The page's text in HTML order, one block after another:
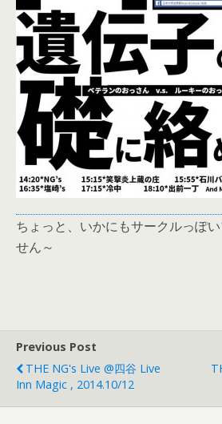
ちょっと、いかにもサークルっぽ
せん～
Previous Post
THE NG's Live @四谷 Live
Inn Magic , 2014.10/12